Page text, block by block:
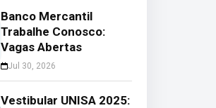
Banco Mercantil
Trabalhe Conosco:
Vagas Abertas
Jul 30, 2026
Vestibular UNISA 2025: